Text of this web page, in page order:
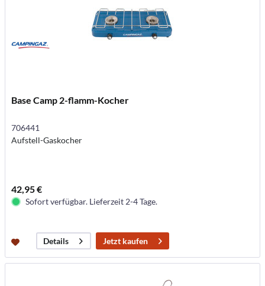
Base Camp 2-flamm-Kocher
706441
Aufstell-Gaskocher
42,95 €
Sofort verfügbar. Lieferzeit 2-4 Tage.
Details Jetzt kaufen